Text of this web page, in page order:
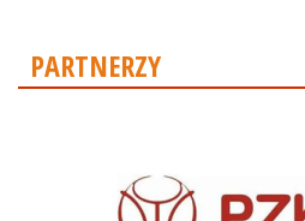
PARTNERZY